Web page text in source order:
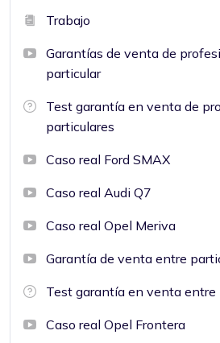
Trabajo
Garantías de venta de
particular
Test garantía en venta de
particulares
Caso real Ford SMAX
Caso real Audi Q7
Caso real Opel Meriva
Garantía de venta entre
Test garantía en venta entre
Caso real Opel Frontera